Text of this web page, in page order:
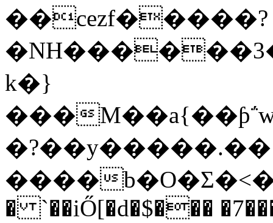
��cezf�����?
k�}
���
����
� `��iŐ[�d�$���